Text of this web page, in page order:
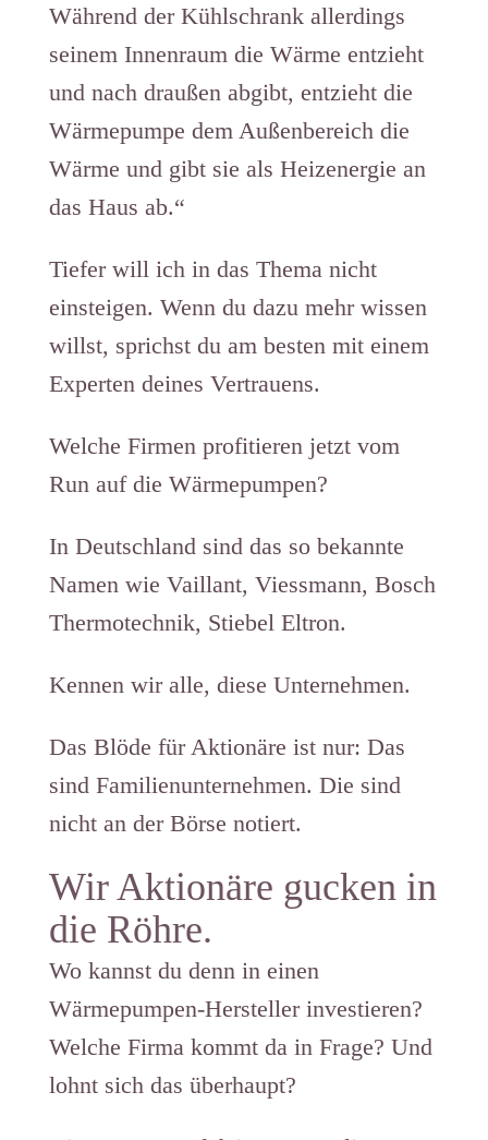
Während der Kühlschrank allerdings
seinem Innenraum die Wärme entzieht
und nach draußen abgibt, entzieht die
Wärmepumpe dem Außenbereich die
Wärme und gibt sie als Heizenergie an
das Haus ab.“
Tiefer will ich in das Thema nicht
einsteigen. Wenn du dazu mehr wissen
willst, sprichst du am besten mit einem
Experten deines Vertrauens.
Welche Firmen profitieren jetzt vom
Run auf die Wärmepumpen?
In Deutschland sind das so bekannte
Namen wie Vaillant, Viessmann, Bosch
Thermotechnik, Stiebel Eltron.
Kennen wir alle, diese Unternehmen.
Das Blöde für Aktionäre ist nur: Das
sind Familienunternehmen. Die sind
nicht an der Börse notiert.
Wir Aktionäre gucken in
die Röhre.
Wo kannst du denn in einen
Wärmepumpen-Hersteller investieren?
Welche Firma kommt da in Frage? Und
lohnt sich das überhaupt?